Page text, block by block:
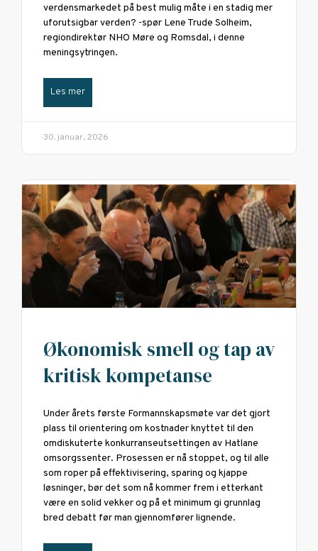
verdensmarkedet på best mulig måte i en stadig mer
uforutsigbar verden? -spør Lene Trude Solheim,
regiondirektør NHO Møre og Romsdal, i denne
meningsytringen.
Les mer
30. januar, 2026
Økonomisk smell og tap av
kritisk kompetanse
Under årets første Formannskapsmøte var det gjort
plass til orientering om kostnader knyttet til den
omdiskuterte konkurranseutsettingen av Hatlane
omsorgssenter. Prosessen er nå stoppet, og til alle
som roper på effektivisering, sparing og kjappe
løsninger, bør det som nå kommer frem i etterkant
være en solid vekker og på et minimum gi grunnlag
bred debatt før man gjennomfører lignende.